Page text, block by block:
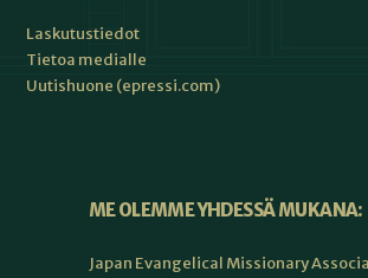
Laskutustiedot
Tietoa medialle
Uutishuone (epressi.com)
ME OLEMME YHDESSÄ MUKANA:
Japan Evangelical Missionary